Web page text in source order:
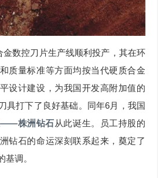
金数控刀片生产线顺利投产，其在环
质量标准等方面均按当代硬质合金
设计建设，为我国开发高附加值的
具打下了良好基础。同年6月，我国
——株洲钻石从此诞生。员工持股的
钻石的命运深刻联系起来，奠定了
调。